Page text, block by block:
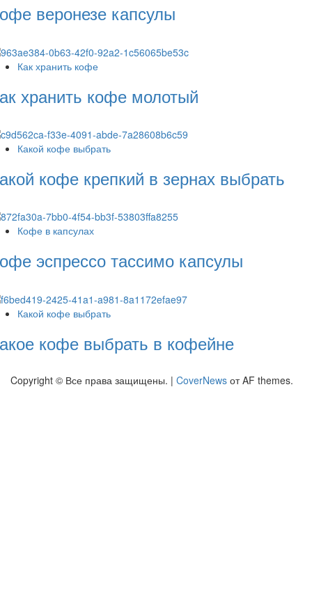
веронезе капсулы
Как хранить кофе
хранить кофе молотый
Какой кофе выбрать
кофе крепкий в зернах выбрать
Кофе в капсулах
эспрессо тассимо капсулы
Какой кофе выбрать
кофе выбрать в кофейне
Copyright © Все права защищены. | CoverNews от AF themes.